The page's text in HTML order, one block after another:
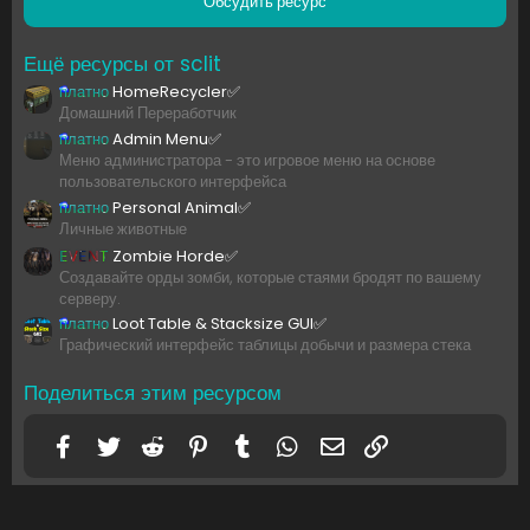
ё
Ещё ресурсы от sclit
платноHomeRecycler✅
Домашний Переработчик
платноAdmin Menu✅
Меню администратора - это игровое меню на основе
пользовательского интерфейса
платноPersonal Animal✅
Личные животные
EVENT Zombie Horde✅
Создавайте орды зомби, которые стаями бродят по вашему
серверу.
платноLoot Table & Stacksize GUI✅
Графический интерфейс таблицы добычи и размера стека
Поделиться этим ресурсом
Facebook
Twitter Reddit Pinterest
Tumblr WhatsAppЭлектронная почта